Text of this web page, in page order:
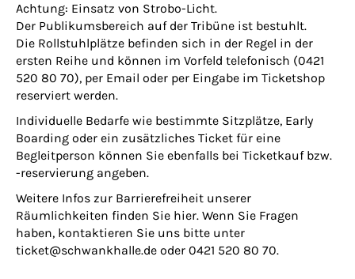
Achtung: Einsatz von Strobo-Licht.
Der Publikumsbereich auf der Tribüne ist bestuhlt.
Die Rollstuhlplätze befinden sich in der Regel in der
ersten Reihe und können im Vorfeld telefonisch (0421
520 80 70), per Email oder per Eingabe im Ticketshop
reserviert werden.
Individuelle Bedarfe wie bestimmte Sitzplätze, Early
Boarding oder ein zusätzliches Ticket für eine
Begleitperson können Sie ebenfalls bei Ticketkauf bzw.
-reservierung angeben.
Weitere Infos zur Barrierefreiheit unserer
Räumlichkeiten finden Sie hier. Wenn Sie Fragen
haben, kontaktieren Sie uns bitte unter
ticket@schwankhalle.de oder 0421 520 80 70.